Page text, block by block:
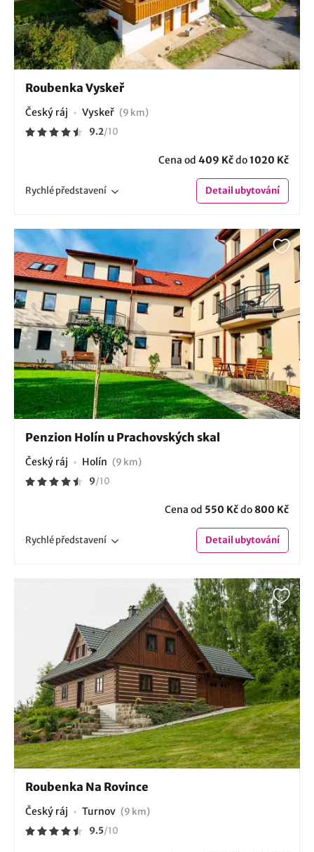
Roubenka Vyskeř
Český ráj Vyskeř (9 km)
9.2/10
Cena od 409 Kčdo1020 Kč
Rychlépředstavení Detailubytování
Penzion Holín u Prachovských skal
Český ráj Holín (9 km)
9/10
Cena od 550 Kčdo 800 Kč
Rychlépředstavení Detailubytování
Roubenka Na Rovince
Český ráj Turnov (9 km)
9.5/10